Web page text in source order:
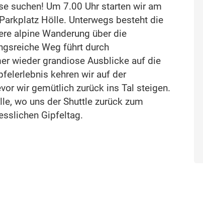
suchen! Um 7.00 Uhr starten wir am
Hölle. Unterwegs besteht die
alpine Wanderung über die
Weg führt durch
wieder grandiose Ausblicke auf die
kehren wir auf der
wir gemütlich zurück ins Tal steigen.
wo uns der Shuttle zurück zum
Gipfeltag.